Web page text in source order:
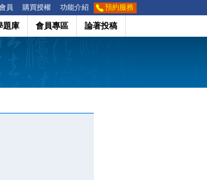
員 購買授權 功能介紹 預約服務
題庫 會員專區 論著投稿